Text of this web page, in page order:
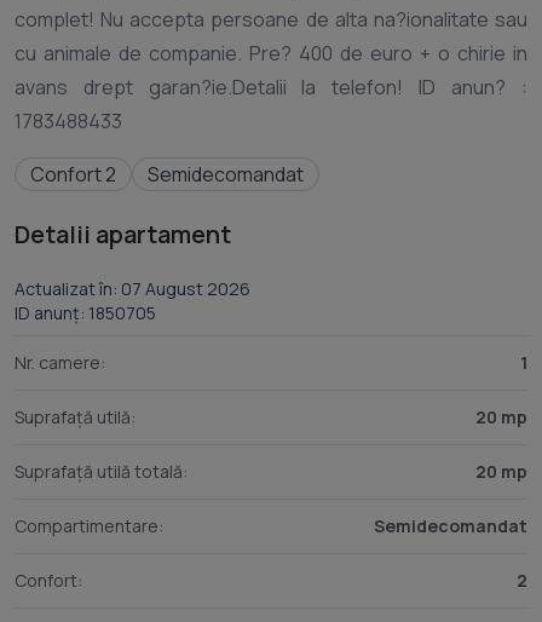
complet! Nu accepta persoane de alta na?ionalitate sau
cu animale de companie. Pre? 400 de euro + o chirie in
avans drept garan?ie.Detalii la telefon! ID anun? :
Confort 2
Semidecomandat
Detalii apartament
Actualizat în: 07 August 2026
ID anunț: 1850705
Nr. camere: 1
Suprafață utilă: 20 mp
Suprafață utilă totală: 20 mp
Compartimentare: Semidecomandat
Confort: 2